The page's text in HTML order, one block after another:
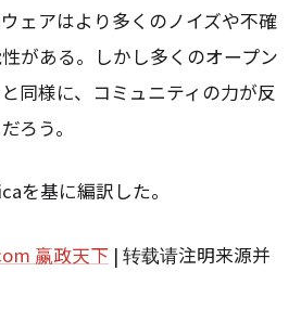
ェアはより多くのノイズや不確
がある。しかし多くのオープン
同様に、コミュニティの力が反
ろう。
を基に編訳した。
赢政天下 | 转载请注明来源并